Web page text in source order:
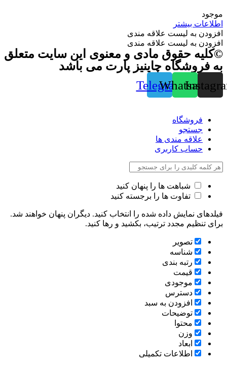
موجود
اطلاعات بیشتر
افزودن به لیست علاقه مندی
افزودن به لیست علاقه مندی
©کلیه حقوق مادی و معنوی این سایت متعلق
به فروشگاه چاینیز پارت می باشد
Whatsapp
Telegram
فروشگاه
جستجو
علاقه مندی ها
حساب کاربری
شباهت ها را پنهان کنید
تفاوت ها را برجسته کنید
فیلدهای نمایش داده شده را انتخاب کنید. دیگران پنهان خواهند شد.
برای تنظیم مجدد ترتیب، بکشید و رها کنید.
تصویر
شناسه
رتبه بندی
قیمت
موجودی
دسترس
افزودن به سبد
توضیحات
محتوا
وزن
ابعاد
اطلاعات تکمیلی